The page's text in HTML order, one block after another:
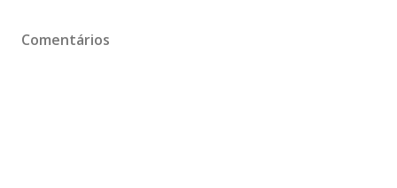
Comentários